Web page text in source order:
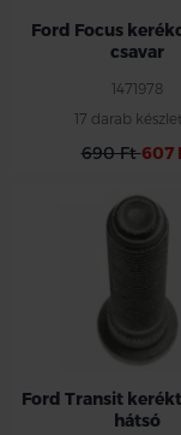
Ford Focus
csavar
1471978
17 darab
690 Ft607
Ford Transit
hátsó